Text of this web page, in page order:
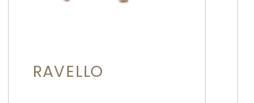
RAVELLO